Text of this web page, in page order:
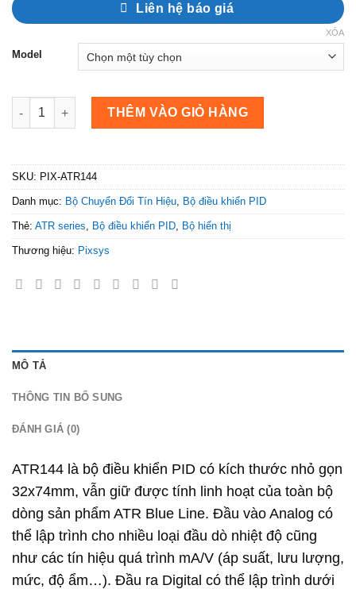
Liên hệ báo giá
Model
XÓA
Bộ điều khiển PID ATR144 | Pixsys – Italy số lượng
THÊM VÀO GIỎ HÀNG
SKU: PIX-ATR144
Danh mục: Bộ Chuyển Đổi Tín Hiệu, Bộ điều khiển PID
Thẻ: ATR series, Bộ điều khiển PID, Bộ hiển thị
Thương hiệu: Pixsys
MÔ TẢ
THÔNG TIN BỔ SUNG
ĐÁNH GIÁ (0)
ATR144 là bộ điều khiển PID có kích thước nhỏ gọn
32x74mm, vẫn giữ được tính linh hoạt của toàn bộ
dòng sản phẩm ATR Blue Line. Đầu vào Analog có
thể lập trình cho nhiều loại đầu dò nhiệt độ cũng
như các tín hiệu quá trình mA/V (áp suất, lưu lượng,
mức, độ ẩm…). Đầu ra Digital có thể lập trình dưới